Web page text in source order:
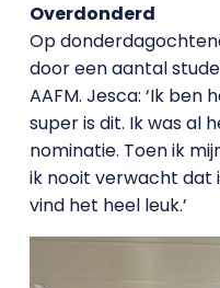
Overdonderd
Op
door een aantal
AAFM. Jesca: ‘Ik
super is dit. Ik was al
nominatie. Toen ik
ik nooit verwacht dat
vind het heel leuk.’